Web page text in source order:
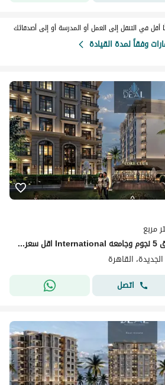
أقل في التنقل إلى العمل أو المدرسة أو إلى أصدقائك
وفقاً لمدة القيادة
اقوي فرصه سكن جمب فندق 5 نجوم وجامعه International اقل سعر واحسن لوكيشن في ال r8
القاهرة
اتصل